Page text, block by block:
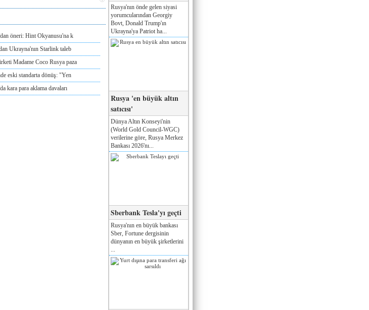
öneri: Hint Okyanusu'na k
Ukrayna'nın Starlink taleb
Madame Coco Rusya paza
eski standarta dönüş: "Yen
kara para aklama davaları
Rusya'nın önde gelen siyasi
yorumcularından Georgiy
Bovt, Donald Trump'ın
Ukrayna'ya Patriot ha...
Rusya 'en büyük altın
satıcısı'
Dünya Altın Konseyi'nin
(World Gold Council-WGC)
verilerine göre, Rusya Merkez
Bankası 2026'nı...
Sberbank Tesla'yı geçti
Rusya'nın en büyük bankası
Sber, Fortune dergisinin
dünyanın en büyük şirketlerini
...